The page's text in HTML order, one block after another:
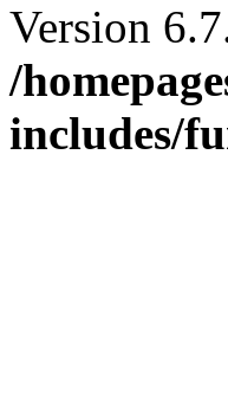
Version
/
includes/